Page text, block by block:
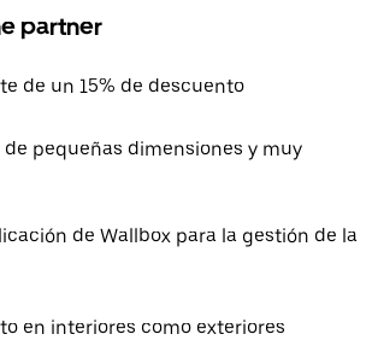
partner
de un 15% de descuento
de pequeñas dimensiones y muy
de Wallbox para la gestión de la
en interiores como exteriores